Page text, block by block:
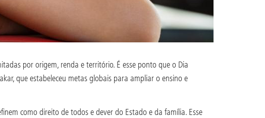
por origem, renda e território. É esse ponto que o Dia
que estabeleceu metas globais para ampliar o ensino e
como direito de todos e dever do Estado e da família. Esse